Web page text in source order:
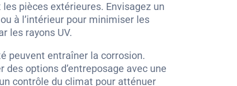
pièces extérieures. Envisagez un
à l’intérieur pour minimiser les
les rayons UV.
peuvent entraîner la corrosion.
des options d’entreposage avec une
contrôle du climat pour atténuer